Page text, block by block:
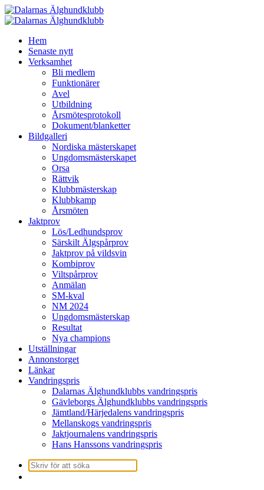
Hoppa
till
Hem
Senaste nytt
Verksamhet
Bli medlem
Funktionärer
Avel
Utbildning
Årsmötesprotokoll
Dokument/blanketter
Bildgalleri
Nordiska mästerskapet
Ungdomsmästerskapet
Orsa
Rättvik
Klubbmästerskap
Klubbkamp
Årsmöten
Jaktprov
Lös/Ledhundsprov
Särskilt Älgspårprov
Jaktprov på vildsvin
Kombiprov
Viltspårprov
Anmälan
SM-kval
NM 2024
Ungdomsmästerskap
Resultat
Nya champions
Utställningar
Annonstorget
Länkar
Vandringspris
Dalarnas Älghundklubbs vandringspris
Gävleborgs Älghundklubbs vandringspris
Jämtland/Härjedalens vandringspris
Mellanskogs vandringspris
Jaktjournalens vandringspris
Hans Hanssons vandringspris
Sök
efter: